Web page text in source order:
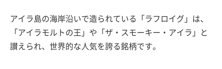
アイラ島の海岸沿いで造られている「ラフロイグ」は、
「アイラモルトの王」や「ザ・スモーキー・アイラ」と
讃えられ、世界的な人気を誇る銘柄です。